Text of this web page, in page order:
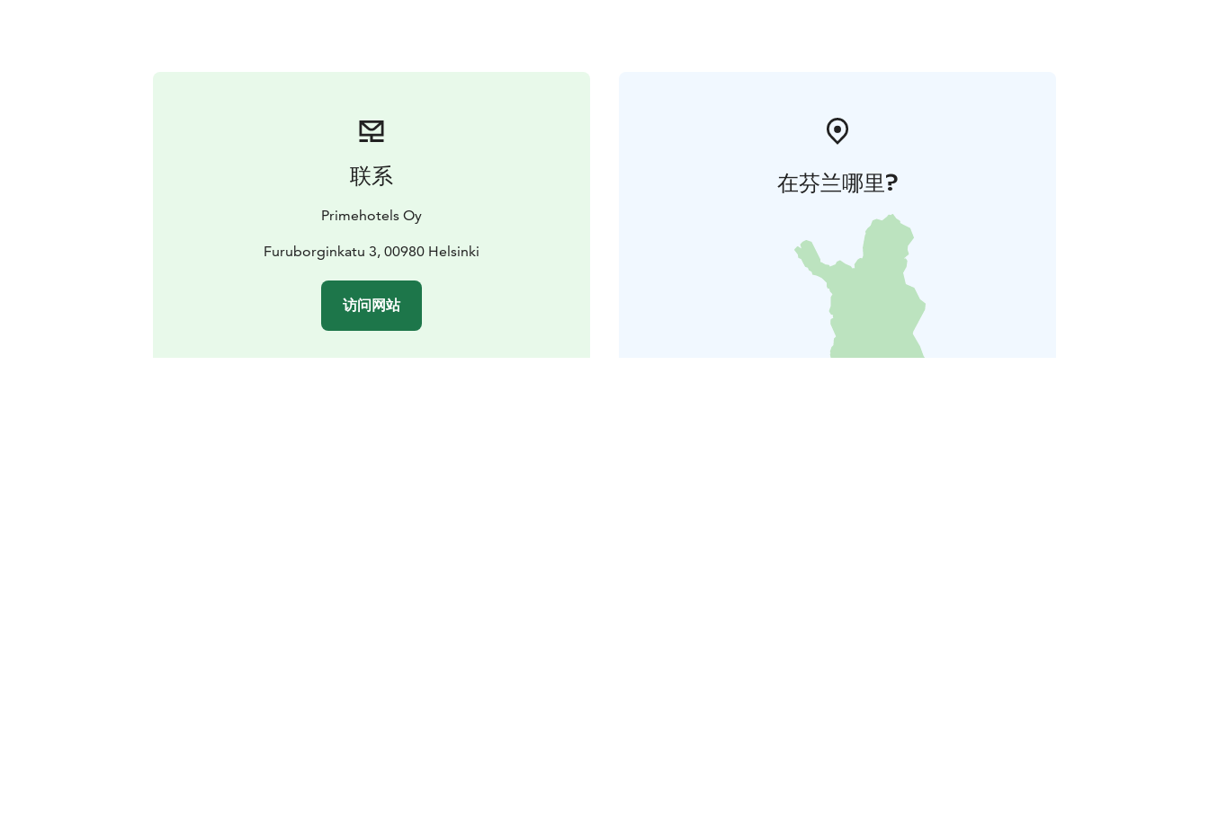
联系
Primehotels Oy
Furuborginkatu 3, 00980 Helsinki
访问网站
在芬兰哪里?